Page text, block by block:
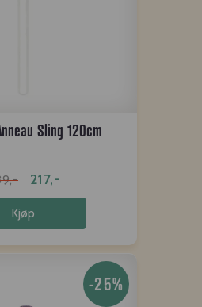
Sling 120cm
217,-
Kjøp
-25%